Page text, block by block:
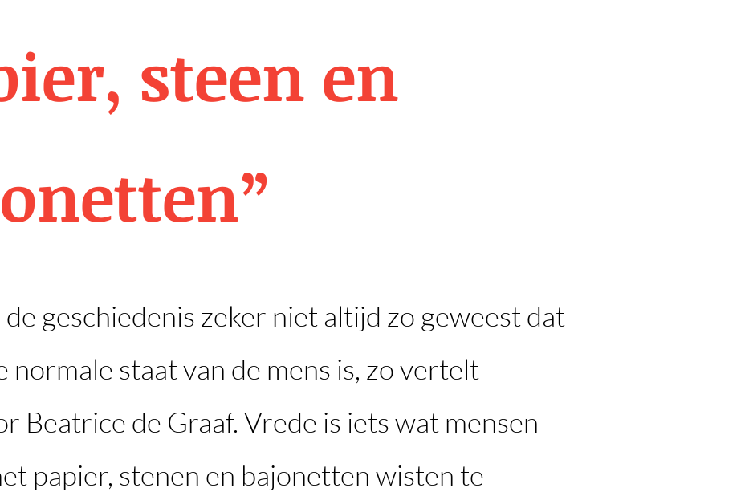
steen en
de geschiedenis zeker niet altijd zo geweest dat
normale staat van de mens is, zo vertelt
Beatrice de Graaf. Vrede is iets wat mensen
papier, stenen en bajonetten wisten te